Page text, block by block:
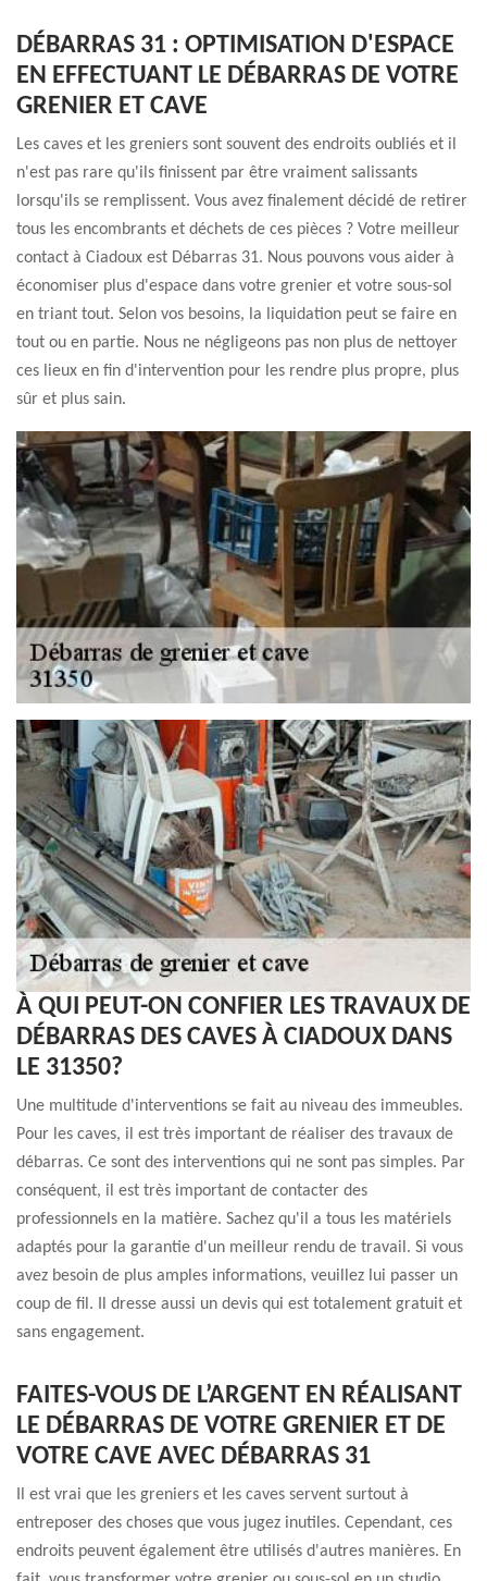
DÉBARRAS 31 : OPTIMISATION D'ESPACE
EN EFFECTUANT LE DÉBARRAS DE VOTRE
GRENIER ET CAVE
Les caves et les greniers sont souvent des endroits oubliés et il
n'est pas rare qu'ils finissent par être vraiment salissants
lorsqu'ils se remplissent. Vous avez finalement décidé de retirer
tous les encombrants et déchets de ces pièces ? Votre meilleur
contact à Ciadoux est Débarras 31. Nous pouvons vous aider à
économiser plus d'espace dans votre grenier et votre sous-sol
en triant tout. Selon vos besoins, la liquidation peut se faire en
tout ou en partie. Nous ne négligeons pas non plus de nettoyer
ces lieux en fin d'intervention pour les rendre plus propre, plus
sûr et plus sain.
À QUI PEUT-ON CONFIER LES TRAVAUX DE
DÉBARRAS DES CAVES À CIADOUX DANS
LE 31350?
Une multitude d'interventions se fait au niveau des immeubles.
Pour les caves, il est très important de réaliser des travaux de
débarras. Ce sont des interventions qui ne sont pas simples. Par
conséquent, il est très important de contacter des
professionnels en la matière. Sachez qu'il a tous les matériels
adaptés pour la garantie d'un meilleur rendu de travail. Si vous
avez besoin de plus amples informations, veuillez lui passer un
coup de fil. Il dresse aussi un devis qui est totalement gratuit et
sans engagement.
FAITES-VOUS DE L’ARGENT EN RÉALISANT
LE DÉBARRAS DE VOTRE GRENIER ET DE
VOTRE CAVE AVEC DÉBARRAS 31
Il est vrai que les greniers et les caves servent surtout à
entreposer des choses que vous jugez inutiles. Cependant, ces
endroits peuvent également être utilisés d'autres manières. En